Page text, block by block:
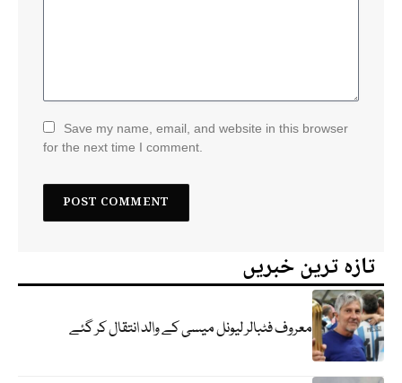
Save my name, email, and website in this browser
for the next time I comment.
تازہ ترین خبریں
معروف فٹبالر لیونل میسی کے والد انتقال کر گئے